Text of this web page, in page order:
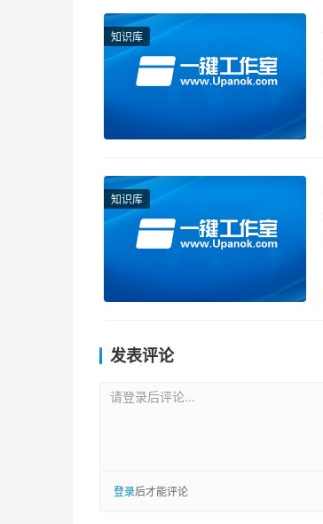
知识库
知识库
发表评论
请登录后评论...
登录后才能评论